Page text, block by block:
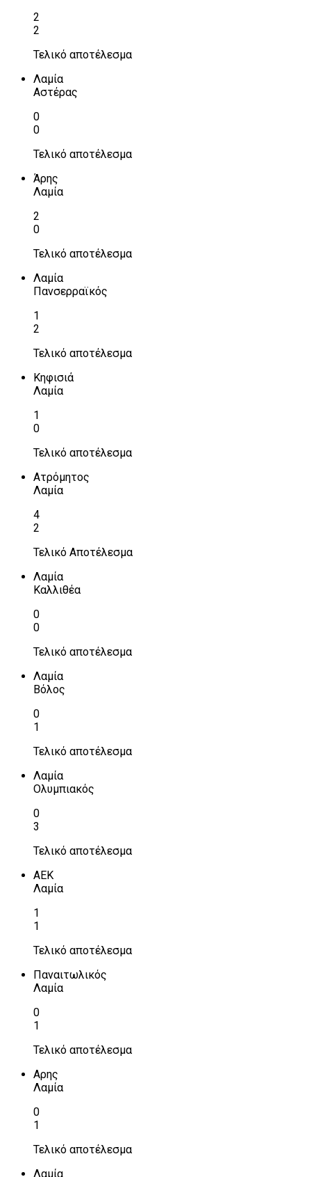
2
2
Τελικό αποτέλεσμα
Λαμία
Αστέρας
0
0
Τελικό αποτέλεσμα
Άρης
Λαμία
2
0
Τελικό αποτέλεσμα
Λαμία
Πανσερραϊκός
1
2
Τελικό αποτέλεσμα
Κηφισιά
Λαμία
1
0
Τελικό αποτέλεσμα
Ατρόμητος
Λαμία
4
2
Τελικό Αποτέλεσμα
Λαμία
Καλλιθέα
0
0
Τελικό αποτέλεσμα
Λαμία
Βόλος
0
1
Τελικό αποτέλεσμα
Λαμία
Ολυμπιακός
0
3
Τελικό αποτέλεσμα
ΑΕΚ
Λαμία
1
1
Τελικό αποτέλεσμα
Παναιτωλικός
Λαμία
0
1
Τελικό αποτέλεσμα
Αρης
Λαμία
0
1
Τελικό αποτέλεσμα
Λαμία